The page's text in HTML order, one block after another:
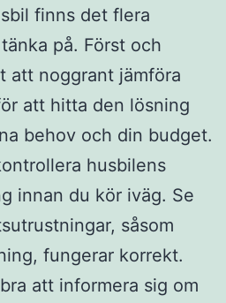
finns det flera
på. Först och
att noggrant jämföra
att hitta den lösning
behov och din budget.
husbilens
innan du kör iväg. Se
såsom
fungerar korrekt.
att informera sig om